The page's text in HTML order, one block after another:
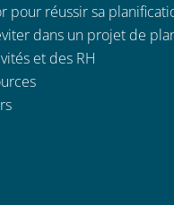
pour réussir sa
dans un projet de
et des RH